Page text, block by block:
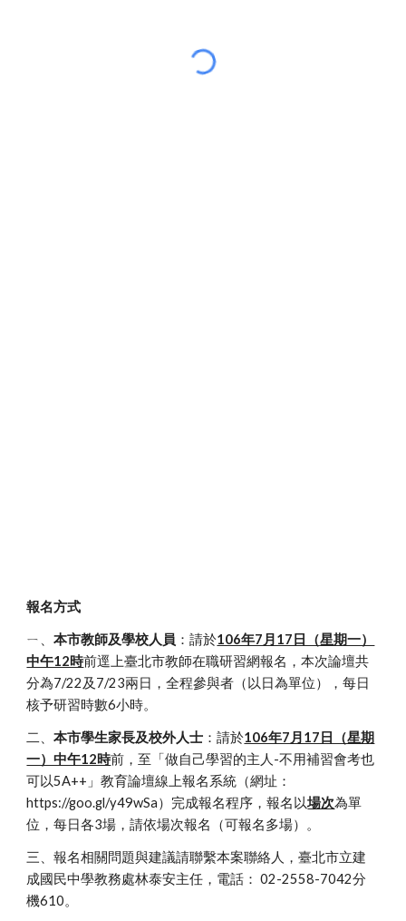
報名方式
ㄧ、本市教師及學校人員 ：請於106年7月17日（星期一）
中午12時前逕上臺北市教師在職研習網報名，本次論壇共
分為7/22及7/23兩日，全程參與者（以日為單位），每日
核予研習時數6小時。
二、本市學生家長及校外人士 ：請於106年7月17日（星期
一）中午12時前，至「做自己學習的主人-不用補習會考也
可以5A++」教育論壇線上報名系統（網址：
https://goo.gl/y49wSa）完成報名程序，報名以場次為單
位，每日各3場，請依場次報名（可報名多場）。
三、報名相關問題與建議請聯繫本案聯絡人，臺北市立建
成國民中學教務處林泰安主任，電話： 02-2558-7042分
機610。